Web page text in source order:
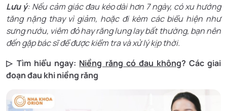
Lưu ý: Nếu cảm giác đau kéo dài hơn 7 ngày, có xu hướng
tăng nặng thay vì giảm, hoặc đi kèm các biểu hiện như
sưng nướu, viêm đỏ hay răng lung lay bất thường, bạn nên
đến gặp bác sĩ để được kiểm tra và xử lý kịp thời.
▷ Tìm hiểu ngay: Niềng răng có đau không? Các giai
đoạn đau khi niềng răng